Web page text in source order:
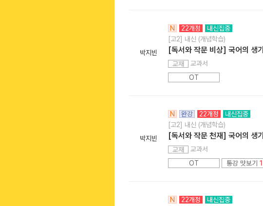
박지빈
N 22개정
내신집중
[고2] 내신 (개념학습)
[독서와 작문 비상] 국어의 생기
교재
교과서
OT
박지빈
N 완강 22개정
내신집중
[고2] 내신 (개념학습)
[독서와 작문 천재] 국어의 생기
교재
교과서
OT
통강 맛보기 1
N 22개정
내신집중